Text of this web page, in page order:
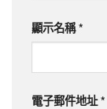
顯示名稱*
電子郵件地址*